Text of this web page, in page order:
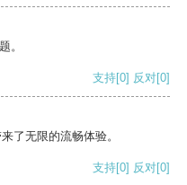
。
支持[0] 反对[0]
了无限的流畅体验。
支持[0] 反对[0]